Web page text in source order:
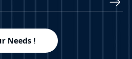
Needs !